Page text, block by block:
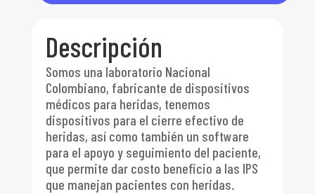
Descripción
Somos una laboratorio Nacional
Colombiano, fabricante de dispositivos
médicos para heridas, tenemos
dispositivos para el cierre efectivo de
heridas, así como también un software
para el apoyo y seguimiento del paciente,
que permite dar costo beneficio a las IPS
que manejan pacientes con heridas.